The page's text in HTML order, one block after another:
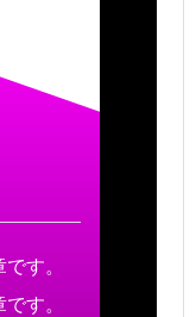
す。
す。